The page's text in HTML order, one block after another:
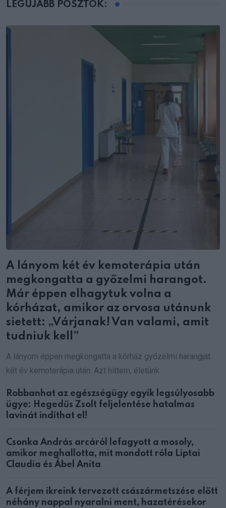
LEGÚJABB POSZTOK:
A lányom két év kemoterápia után
megkongatta a győzelmi harangot.
Már éppen elhagytuk volna a
kórházat, amikor az orvosa utánunk
sietett: „Várjanak! Van valami, amit
tudniuk kell”
A lányom éppen megkongatta a kórház győzelmi harangját
két év kemoterápia után. Azt hittem, életünk
Robbanhat az egészségügy egyik legsúlyosabb
ügye: Hegedűs Zsolt feljelentése hatalmas
lavinát indíthat el!
Csonka András arcáról lefagyott a mosoly,
amikor meghallotta, mit mondott róla Liptai
Claudia és Ábel Anita
A férjem ikreink tervezett császármetszése előtt
néhány nappal nyaralni ment, hazatérésekor